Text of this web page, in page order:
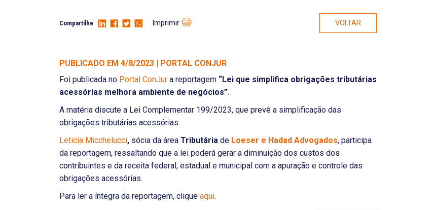
Compartilhe Imprimir VOLTAR
PUBLICADO EM 4/8/2023 | PORTAL CONJUR
Foi publicada no Portal ConJur a reportagem “Lei que simplifica obrigações tributárias
acessórias melhora ambiente de negócios”.
A matéria discute a Lei Complementar 199/2023, que prevê a simplificação das
obrigações tributárias acessórias.
Leticia Micchelucci, sócia da área Tributária de Loeser e Hadad Advogados, participa
da reportagem, ressaltando que a lei poderá gerar a diminuição dos custos dos
contribuintes e da receita federal, estadual e municipal com a apuração e controle das
obrigações acessórias.
Para ler a íntegra da reportagem, clique aqui.